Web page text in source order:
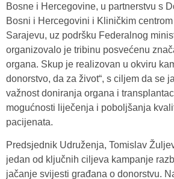
Bosne i Hercegovine, u partnerstvu s
Bosni i Hercegovini i Kliničkim
Sarajevu, uz podršku Federalnog
organizovalo je tribinu posvećenu
organa. Skup je realizovan u okviru
donorstvo, da za život“, s ciljem da se
važnost doniranja organa i
mogućnosti liječenja i poboljšanja
pacijenata.
Predsjednik Udruženja, Tomislav
jedan od ključnih ciljeva kampanje
jačanje svijesti građana o donorstvu.